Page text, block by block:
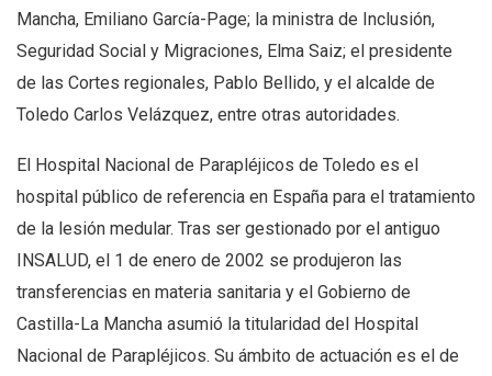
Mancha, Emiliano García-Page; la ministra de Inclusión,
Seguridad Social y Migraciones, Elma Saiz; el presidente
de las Cortes regionales, Pablo Bellido, y el alcalde de
Toledo Carlos Velázquez, entre otras autoridades.
El Hospital Nacional de Parapléjicos de Toledo es el
hospital público de referencia en España para el tratamiento
de la lesión medular. Tras ser gestionado por el antiguo
INSALUD, el 1 de enero de 2002 se produjeron las
transferencias en materia sanitaria y el Gobierno de
Castilla-La Mancha asumió la titularidad del Hospital
Nacional de Parapléjicos. Su ámbito de actuación es el de